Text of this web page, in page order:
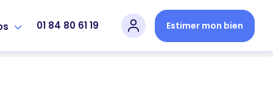
01 84 80 61 19 Estimer mon bien